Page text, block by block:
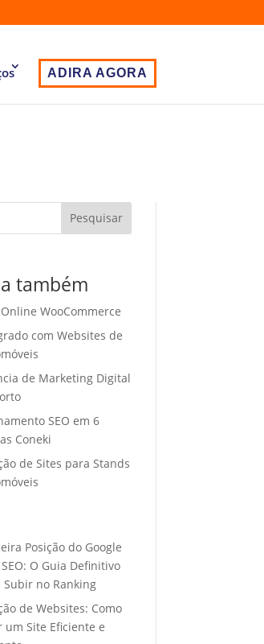
ADIRA AGORA
Pesquisar
também
WooCommerce
com Websites de
de Marketing Digital
SEO em 6
Coneki
de Sites para Stands
Posição do Google
O Guia Definitivo
Subir no Ranking
de Websites: Como
um Site Eficiente e